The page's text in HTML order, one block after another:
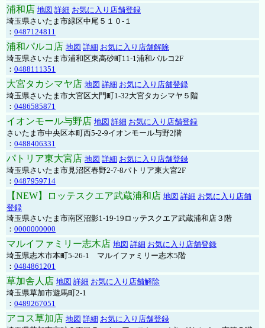
浦和店 地図 詳細 お気に入り店舗登録
埼玉県さいたま市緑区中尾５１０-１
： 0487124811
浦和パルコ店 地図 詳細 お気に入り店舗解除
埼玉県さいたま市浦和区東高砂町11-1浦和パルコ2F
： 0488111351
大宮タカシマヤ店 地図 詳細 お気に入り店舗登録
埼玉県さいたま市大宮区大門町1-32大宮タカシマヤ５階
： 0486585871
イオンモール与野店 地図 詳細 お気に入り店舗登録
さいたま市中央区本町西5-2-9イオンモール与野2階
： 0488406331
パトリア東大宮店 地図 詳細 お気に入り店舗登録
埼玉県さいたま市見沼区春野2-7-8パトリア東大宮2F
： 0487959714
【NEW】ロッテスクエア武蔵浦和店 地図 詳細 お気に入り店舗
登録
埼玉県さいたま市南区沼影1-19-19ロッテスクエア武蔵浦和店３階
： 0000000000
マルイファミリー志木店 地図 詳細 お気に入り店舗登録
埼玉県志木市本町5-26-1 マルイファミリー志木5階
： 0484861201
草加舎人店 地図 詳細 お気に入り店舗解除
埼玉県草加市遊馬町2-1
： 0489267051
アコス草加店 地図 詳細 お気に入り店舗登録